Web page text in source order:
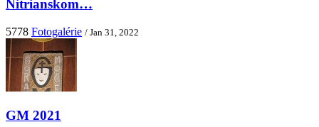
Nitrianskom…
5778 Fotogalérie / Jan 31, 2022
GM 2021